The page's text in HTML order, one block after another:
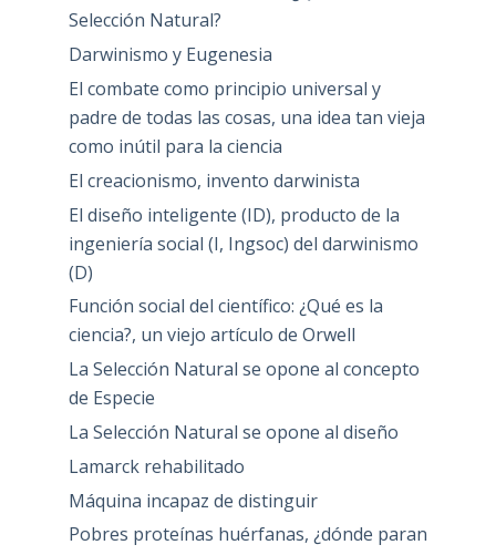
Selección Natural?
Darwinismo y Eugenesia
El combate como principio universal y
padre de todas las cosas, una idea tan vieja
como inútil para la ciencia
El creacionismo, invento darwinista
El diseño inteligente (ID), producto de la
ingeniería social (I, Ingsoc) del darwinismo
(D)
Función social del científico: ¿Qué es la
ciencia?, un viejo artículo de Orwell
La Selección Natural se opone al concepto
de Especie
La Selección Natural se opone al diseño
Lamarck rehabilitado
Máquina incapaz de distinguir
Pobres proteínas huérfanas, ¿dónde paran